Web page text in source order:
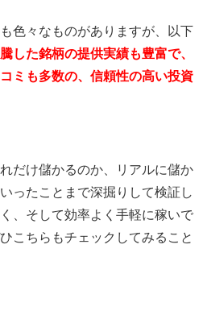
色々なものがありますが、以下
した銘柄の提供実績も豊富で、
ミも多数の、信頼性の高い投資
だけ儲かるのか、リアルに儲か
ったことまで深掘りして検証し
、そして効率よく手軽に稼いで
こちらもチェックしてみること